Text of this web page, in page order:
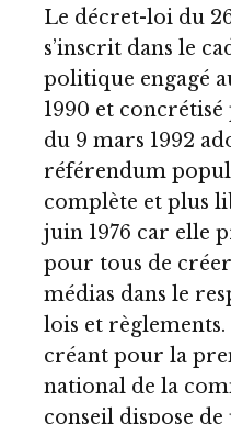
Le décret-loi du
s’inscrit dans le
politique engagé
1990 et
du 9 mars 1992
référendum
complète et plus
juin 1976 car elle
pour tous de
médias dans le
lois et
créant pour la
national de la
conseil dispose